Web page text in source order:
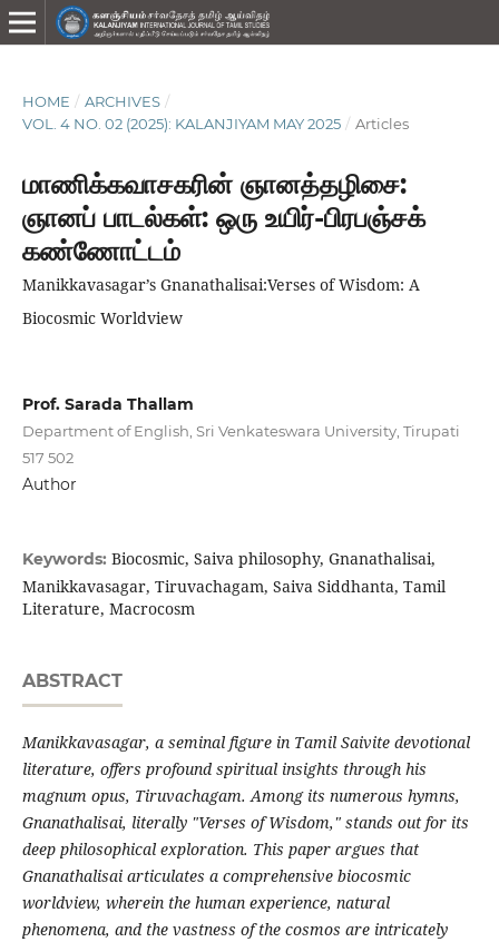
HOME / ARCHIVES /
VOL. 4 NO. 02 (2025): KALANJIYAM MAY 2025 / Articles
மாணிக்கவாசகரின் ஞானத்தழிசை:
ஞானப் பாடல்கள்: ஒரு உயிர்-பிரபஞ்சக்
கண்ணோட்டம்
Manikkavasagar’s Gnanathalisai:Verses of Wisdom: A
Biocosmic Worldview
Prof. Sarada Thallam
Department of English, Sri Venkateswara University, Tirupati
517 502
Author
Keywords: Biocosmic, Saiva philosophy, Gnanathalisai,
Manikkavasagar, Tiruvachagam, Saiva Siddhanta, Tamil
Literature, Macrocosm
ABSTRACT
Manikkavasagar, a seminal figure in Tamil Saivite devotional
literature, offers profound spiritual insights through his
magnum opus, Tiruvachagam. Among its numerous hymns,
Gnanathalisai, literally "Verses of Wisdom," stands out for its
deep philosophical exploration. This paper argues that
Gnanathalisai articulates a comprehensive biocosmic
worldview, wherein the human experience, natural
phenomena, and the vastness of the cosmos are intricately